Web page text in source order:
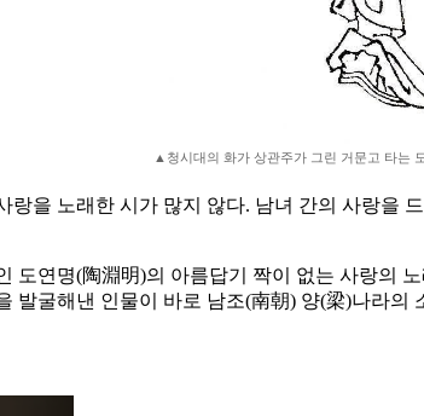
▲청시대의 화가 상관주가 그린 거문고 타는
랑을 노래한 시가 많지 않다. 남녀 간의 사랑을
도연명(陶淵明)의 아름답기 짝이 없는 사랑의
발굴해낸 인물이 바로 남조(南朝) 양(梁)나라